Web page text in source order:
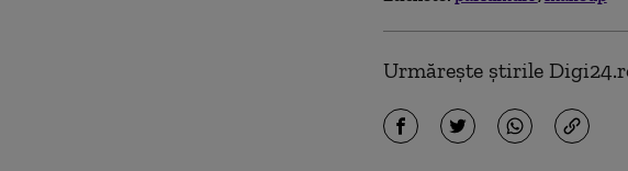
Urmărește știrile